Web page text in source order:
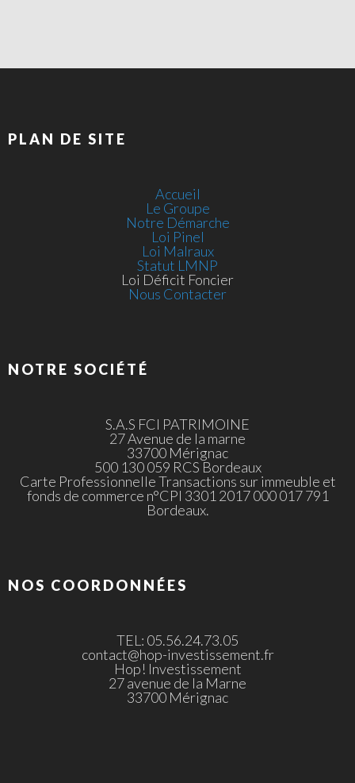
PLAN DE SITE
Accueil
Le Groupe
Notre Démarche
Loi Pinel
Loi Malraux
Statut LMNP
Loi Déficit Foncier
Nous Contacter
NOTRE SOCIÉTÉ
S.A.S FCI PATRIMOINE
27 Avenue de la marne
33700 Mérignac
500 130 059 RCS Bordeaux
Carte Professionnelle Transactions sur immeuble et
fonds de commerce n°CPI 3301 2017 000 017 791
Bordeaux.
NOS COORDONNÉES
TEL: 05.56.24.73.05
contact@hop-investissement.fr
Hop! Investissement
27 avenue de la Marne
33700 Mérignac